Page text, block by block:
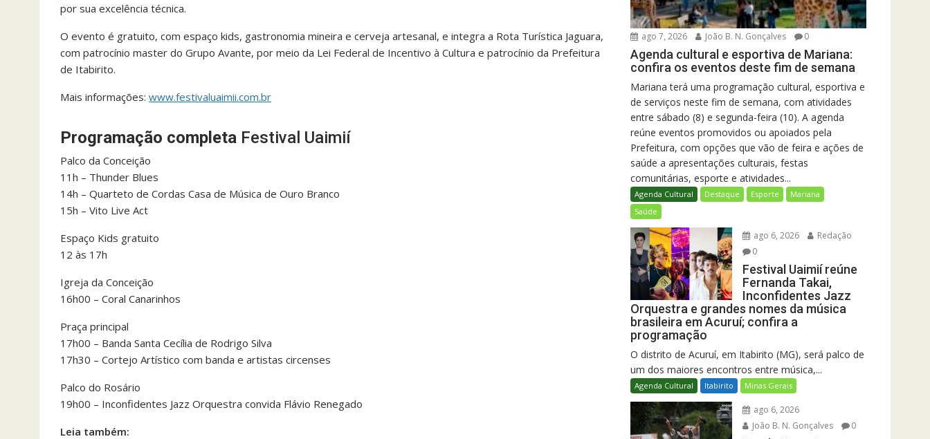
por sua excelência técnica.
O evento é gratuito, com espaço kids, gastronomia mineira e cerveja artesanal, e integra a Rota Turística Jaguara,
com patrocínio master do Grupo Avante, por meio da Lei Federal de Incentivo à Cultura e patrocínio da Prefeitura
de Itabirito.
Mais informações: www.festivaluaimii.com.br
Programação completa Festival Uaimií
Palco da Conceição
11h – Thunder Blues
14h – Quarteto de Cordas Casa de Música de Ouro Branco
15h – Vito Live Act
Espaço Kids gratuito
12 às 17h
Igreja da Conceição
16h00 – Coral Canarinhos
Praça principal
17h00 – Banda Santa Cecília de Rodrigo Silva
17h30 – Cortejo Artístico com banda e artistas circenses
Palco do Rosário
19h00 – Inconfidentes Jazz Orquestra convida Flávio Renegado
Leia também:
ago 7, 2026 João B. N. Gonçalves 0
Agenda cultural e esportiva de Mariana:
confira os eventos deste fim de semana
Mariana terá uma programação cultural, esportiva e
de serviços neste fim de semana, com atividades
entre sábado (8) e segunda-feira (10). A agenda
reúne eventos promovidos ou apoiados pela
Prefeitura, com opções que vão de feira e ações de
saúde a apresentações culturais, festas
comunitárias, esporte e atividades...
Agenda Cultural Destaque Esporte
Mariana
Saúde
ago 6, 2026
Redação
0
Festival Uaimií reúne
Fernanda Takai,
Inconfidentes Jazz
Orquestra e grandes nomes da música
brasileira em Acuruí; confira a
programação
O distrito de Acuruí, em Itabirito (MG), será palco de
um dos maiores encontros entre música,...
Agenda Cultural Itabirito Minas Gerais
ago 6, 2026
João B. N. Gonçalves
0